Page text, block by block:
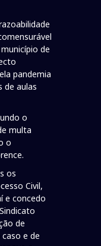
de
pandemia
de aulas
o
multa
o
os
Civil,
e concedo
de
e de